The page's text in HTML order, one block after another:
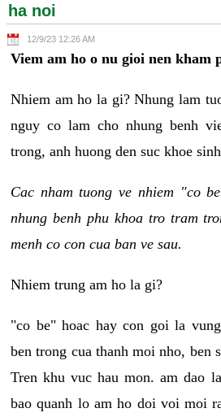
ha noi
12/9/23 12:26 AM
Viem am ho o nu gioi nen kham
Nhiem am ho la gi? Nhung lam
nguy co lam cho nhung benh
trong, anh huong den suc khoe
Cac nham tuong ve nhiem "co
nhung benh phu khoa tro tram
menh co con cua ban ve sau.
Nhiem trung am ho la gi?
"co be" hoac hay con goi la
ben trong cua thanh moi nho, ben
Tren khu vuc hau mon. am dao
bao quanh lo am ho doi voi moi